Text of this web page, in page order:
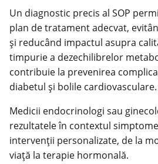
Un diagnostic precis al SOP
plan de tratament adecvat,
şi reducând impactul asupra
timpurie a dezechilibrelor
contribuie la prevenirea
diabetul şi bolile cardiovasculare.
Medicii endocrinologi sau
rezultatele în contextul
intervenţii personalizate, de la
viaţă la terapie hormonală.